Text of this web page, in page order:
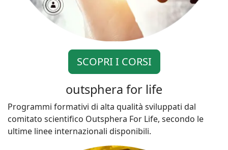
SCOPRI I CORSI
outsphera for life
Programmi formativi di alta qualità sviluppati dal
comitato scientifico Outsphera For Life, secondo le
ultime linee internazionali disponibili.